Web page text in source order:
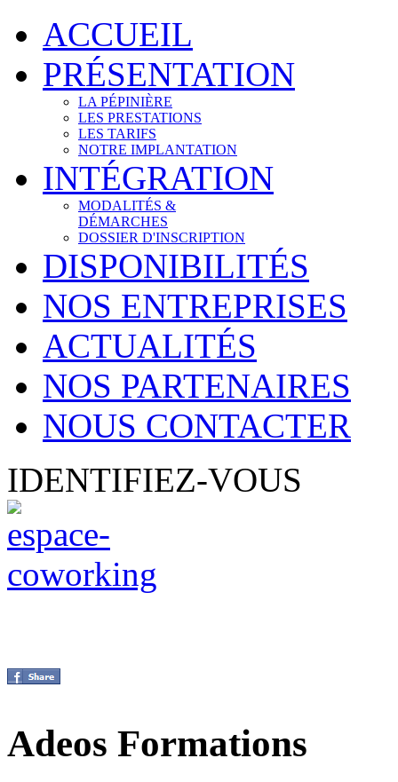
ACCUEIL
PRÉSENTATION
LA PÉPINIÈRE
LES PRESTATIONS
LES TARIFS
NOTRE IMPLANTATION
INTÉGRATION
MODALITÉS &
DÉMARCHES
DOSSIER D'INSCRIPTION
DISPONIBILITÉS
NOS ENTREPRISES
ACTUALITÉS
NOS PARTENAIRES
NOUS CONTACTER
IDENTIFIEZ-VOUS
Adeos Formations